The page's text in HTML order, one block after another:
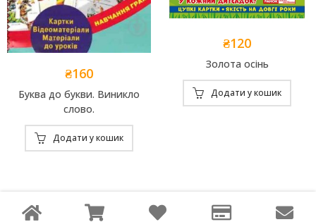
Add to
Wishlist
₴160
Буква до букви. Виникло
слово.
Додати у кошик
Add to
Wishlist
₴120
Золота осінь
Додати у кошик